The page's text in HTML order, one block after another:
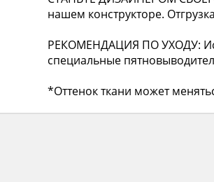
нашем конструкторе.
РЕКОМЕНДАЦИЯ ПО УХОДУ:
специальные
*Оттенок ткани может